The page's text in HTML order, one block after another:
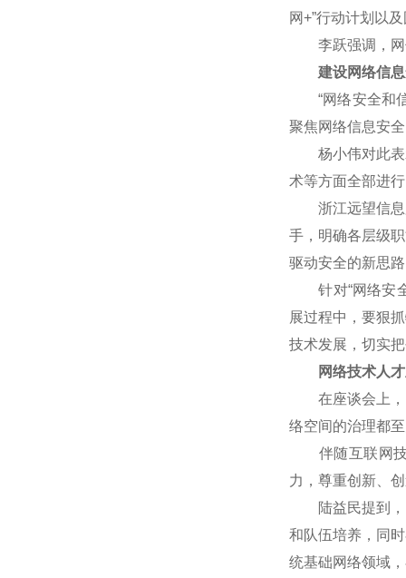
网+”行动计划以
李跃强调，网
建设网络信息
“网络安全和信
聚焦网络信息安
杨小伟对此表示
术等方面全部进
浙江远望信息股
手，明确各层级
驱动安全的新思
针对“网络安全
展过程中，要狠
技术发展，切实
网络技术人才
在座谈会上，网
络空间的治理都
伴随互联网技
力，尊重创新、
陆益民提到，
和队伍培养，同
统基础网络领域